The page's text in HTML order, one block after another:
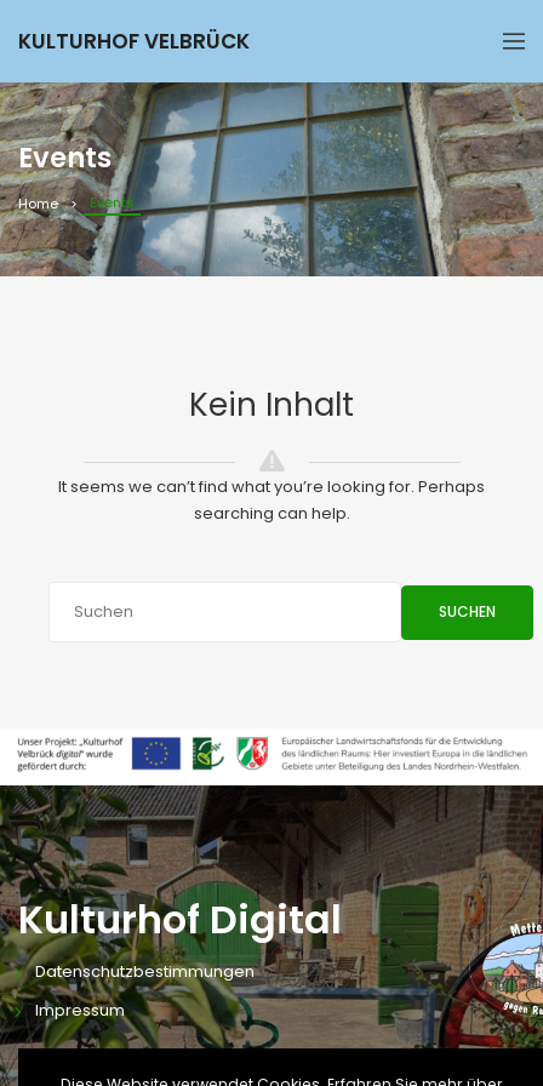
KULTURHOF VELBRÜCK
Events
Home Events
Kein Inhalt
It seems we can’t find what you’re looking for. Perhaps
searching can help.
SUCHEN
Kulturhof Digital
Datenschutzbestimmungen
Impressum